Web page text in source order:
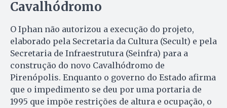
Cavalhódromo
O Iphan não autorizou a execução do projeto,
elaborado pela Secretaria da Cultura (Secult) e pela
Secretaria de Infraestrutura (Seinfra) para a
construção do novo Cavalhódromo de
Pirenópolis. Enquanto o governo do Estado afirma
que o impedimento se deu por uma portaria de
1995 que impõe restrições de altura e ocupação, o